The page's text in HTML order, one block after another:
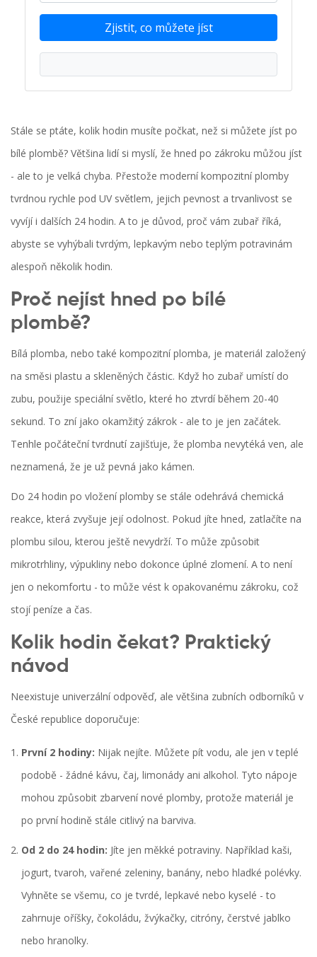
Zjistit, co můžete jíst
Stále se ptáte, kolik hodin musíte počkat, než si můžete jíst po
bílé plombě? Většina lidí si myslí, že hned po zákroku můžou jíst
- ale to je velká chyba. Přestože moderní kompozitní plomby
tvrdnou rychle pod UV světlem, jejich pevnost a trvanlivost se
vyvíjí i dalších 24 hodin. A to je důvod, proč vám zubař říká,
abyste se vyhýbali tvrdým, lepkavým nebo teplým potravinám
alespoň několik hodin.
Proč nejíst hned po bílé
plombě?
Bílá plomba, nebo také kompozitní plomba, je materiál založený
na směsi plastu a skleněných částic. Když ho zubař umístí do
zubu, použije speciální světlo, které ho ztvrdí během 20-40
sekund. To zní jako okamžitý zákrok - ale to je jen začátek.
Tenhle počáteční tvrdnutí zajišťuje, že plomba nevytéká ven, ale
neznamená, že je už pevná jako kámen.
Do 24 hodin po vložení plomby se stále odehrává chemická
reakce, která zvyšuje její odolnost. Pokud jíte hned, zatlačíte na
plombu silou, kterou ještě nevydrží. To může způsobit
mikrotrhliny, výpukliny nebo dokonce úplné zlomení. A to není
jen o nekomfortu - to může vést k opakovanému zákroku, což
stojí peníze a čas.
Kolik hodin čekat? Praktický
návod
Neexistuje univerzální odpověď, ale většina zubních odborníků v
České republice doporučuje:
První 2 hodiny: Nijak nejíte. Můžete pít vodu, ale jen v teplé
podobě - žádné kávu, čaj, limonády ani alkohol. Tyto nápoje
mohou způsobit zbarvení nové plomby, protože materiál je
po první hodině stále citlivý na barviva.
Od 2 do 24 hodin: Jíte jen měkké potraviny. Například kaši,
jogurt, tvaroh, vařené zeleniny, banány, nebo hladké polévky.
Vyhněte se všemu, co je tvrdé, lepkavé nebo kyselé - to
zahrnuje oříšky, čokoládu, žvýkačky, citróny, čerstvé jablko
nebo hranolky.